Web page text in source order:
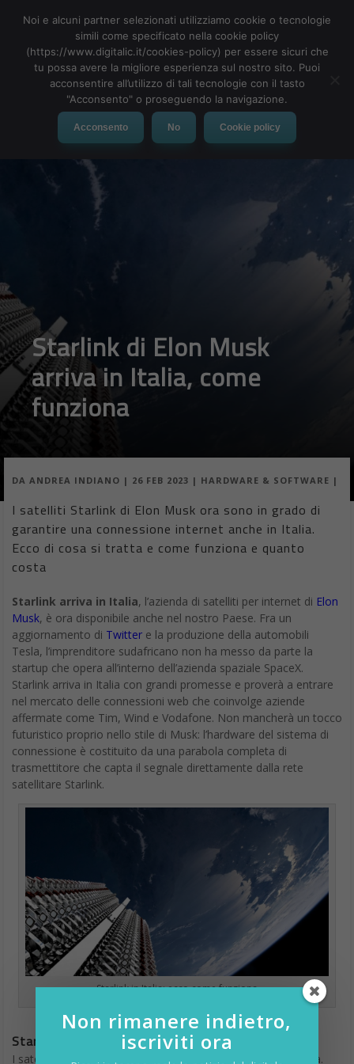
MENU
Starlink di Elon Musk
arriva in Italia, come
funziona
DA ANDREA INDIANO | 26 FEB 2023 | HARDWARE & SOFTWARE |
I satelliti Starlink di Elon Musk ora sono in grado di
garantire una connessione internet anche in Italia.
Ecco di cosa si tratta e come funziona e quanto
costa
Starlink arriva in Italia, l’azienda di satelliti per internet di Elon
Musk, è ora disponibile anche nel nostro Paese. Fra un
aggiornamento di Twitter e la produzione della automobili
Tesla, l’imprenditore sudafricano non ha messo da parte la
startup che opera all’interno dell’azienda spaziale SpaceX.
Starlink arriva in Italia con grandi promesse e proverà a entrare
nel mercato delle connessioni web che coinvolge aziende
affermate come Tim, Wind e Vodafone. Non mancherà un tocco
futuristico proprio nello stile di Musk: l’hardware del sistema di
connessione è costituito da una parabola completa di
trasmettitore che capta il segnale direttamente dalla rete
satellitare Starlink.
Starlink in Italia: ecco come funziona
Starlink, come funziona
I satelliti dell’azienda texana di Musk coprono l’intero pianeta.
Non rimanere indietro,
iscriviti ora
Noi e alcuni partner selezionati utilizziamo cookie o tecnologie
simili come specificato nella cookie policy
(https://www.digitalic.it/cookies-policy) per essere sicuri che
tu possa avere la migliore esperienza sul nostro sito. Puoi
acconsentire all’utilizzo di tali tecnologie con il tasto
"Acconsento" o proseguendo la navigazione.
Acconsento No Cookie policy